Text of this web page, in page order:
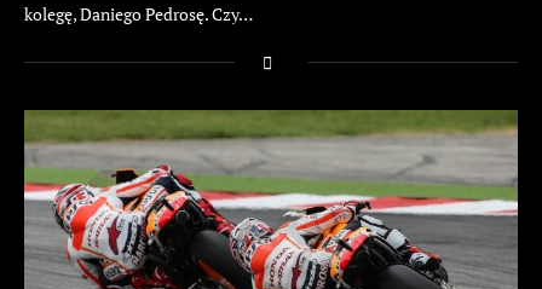
kolegę, Daniego Pedrosę. Czy…